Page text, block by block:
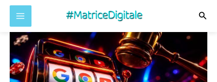
contenuto